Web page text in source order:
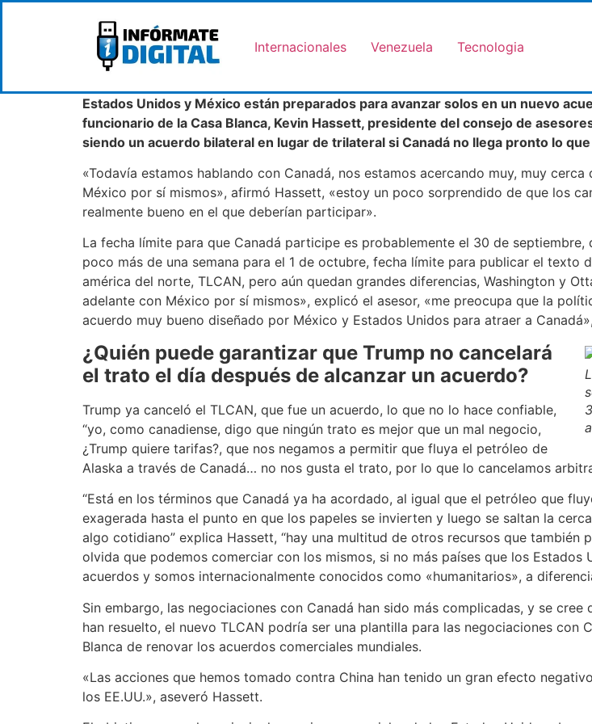
Internacionales Venezuela Tecnologia
Estados Unidos y México están preparados para avanzar solos en un nuevo
funcionario de la Casa Blanca, Kevin Hassett, presidente del consejo de
siendo un acuerdo bilateral en lugar de trilateral si Canadá no llega pronto lo
«Todavía estamos hablando con Canadá, nos estamos acercando muy, muy
México por sí mismos», afirmó Hassett, «estoy un poco sorprendido de que los
realmente bueno en el que deberían participar».
La fecha límite para que Canadá participe es probablemente el 30 de
poco más de una semana para el 1 de octubre, fecha límite para publicar el
américa del norte, TLCAN, pero aún quedan grandes diferencias, Washington y
adelante con México por sí mismos», explicó el asesor, «me preocupa que la
acuerdo muy bueno diseñado por México y Estados Unidos para atraer a
¿Quién puede garantizar que Trump no cancelará
el trato el día después de alcanzar un acuerdo?
Trump ya canceló el TLCAN, que fue un acuerdo, lo que no lo hace confiable,
“yo, como canadiense, digo que ningún trato es mejor que un mal negocio,
¿Trump quiere tarifas?, que nos negamos a permitir que fluya el petróleo de
Alaska a través de Canadá… no nos gusta el trato, por lo que lo cancelamos
“Está en los términos que Canadá ya ha acordado, al igual que el petróleo que
exagerada hasta el punto en que los papeles se invierten y luego se saltan la
algo cotidiano” explica Hassett, “hay una multitud de otros recursos que también
olvida que podemos comerciar con los mismos, si no más países que los
acuerdos y somos internacionalmente conocidos como «humanitarios», a
Sin embargo, las negociaciones con Canadá han sido más complicadas, y se
han resuelto, el nuevo TLCAN podría ser una plantilla para las negociaciones con
Blanca de renovar los acuerdos comerciales mundiales.
«Las acciones que hemos tomado contra China han tenido un gran efecto
los EE.UU.», aseveró Hassett.